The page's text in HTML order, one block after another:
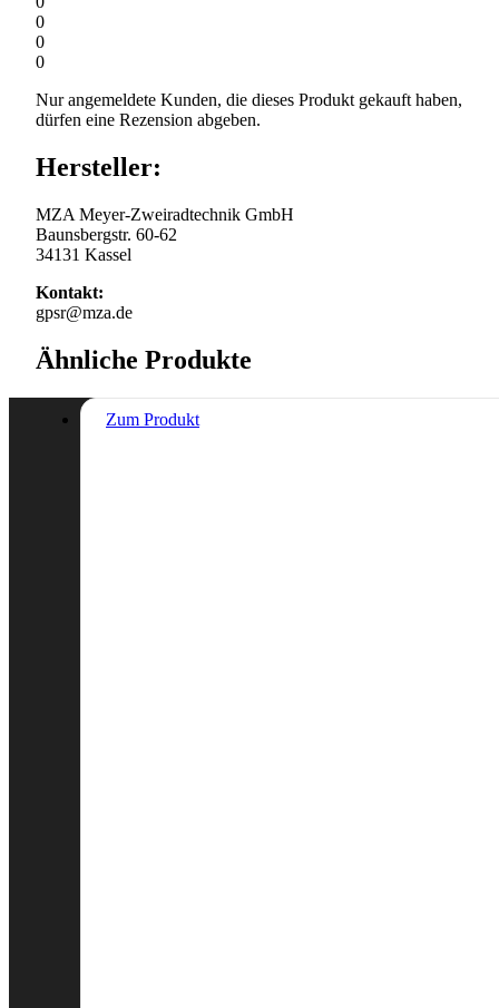
0
0
0
Nur angemeldete Kunden, die dieses Produkt gekauft haben,
dürfen eine Rezension abgeben.
Hersteller:
MZA Meyer-Zweiradtechnik GmbH
Baunsbergstr. 60-62
34131 Kassel
Kontakt:
gpsr@mza.de
Ähnliche Produkte
Zum Produkt